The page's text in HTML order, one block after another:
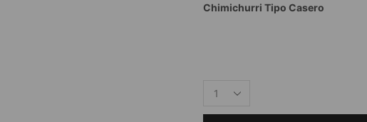
Chimichurri Tipo Casero